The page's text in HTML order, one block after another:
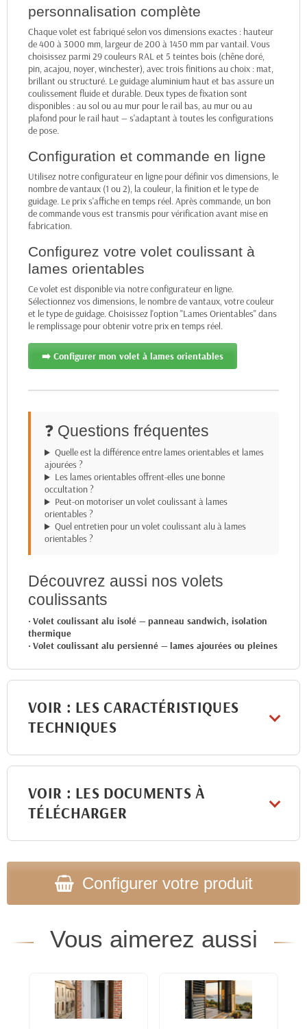
personnalisation complète
Chaque volet est fabriqué selon vos dimensions exactes : hauteur
de 400 à 3000 mm, largeur de 200 à 1450 mm par vantail. Vous
choisissez parmi 29 couleurs RAL et 5 teintes bois (chêne doré,
pin, acajou, noyer, winchester), avec trois finitions au choix : mat,
brillant ou structuré. Le guidage aluminium haut et bas assure un
coulissement fluide et durable. Deux types de fixation sont
disponibles : au sol ou au mur pour le rail bas, au mur ou au
plafond pour le rail haut — s'adaptant à toutes les configurations
de pose.
Configuration et commande en ligne
Utilisez notre configurateur en ligne pour définir vos dimensions, le
nombre de vantaux (1 ou 2), la couleur, la finition et le type de
guidage. Le prix s'affiche en temps réel. Après commande, un bon
de commande vous est transmis pour vérification avant mise en
fabrication.
Configurez votre volet coulissant à
lames orientables
Ce volet est disponible via notre configurateur en ligne.
Sélectionnez vos dimensions, le nombre de vantaux, votre couleur
et le type de guidage. Choisissez l'option "Lames Orientables" dans
le remplissage pour obtenir votre prix en temps réel.
➡️ Configurer mon volet à lames orientables
❓ Questions fréquentes
Quelle est la différence entre lames orientables et lames
ajourées ?
Les lames orientables offrent-elles une bonne
occultation ?
Peut-on motoriser un volet coulissant à lames
orientables ?
Quel entretien pour un volet coulissant alu à lames
orientables ?
Découvrez aussi nos volets
coulissants
• Volet coulissant alu isolé — panneau sandwich, isolation
thermique
• Volet coulissant alu persienné — lames ajourées ou pleines
VOIR : LES CARACTÉRISTIQUES
TECHNIQUES
VOIR : LES DOCUMENTS À
TÉLÉCHARGER
Configurer votre produit
Vous aimerez aussi